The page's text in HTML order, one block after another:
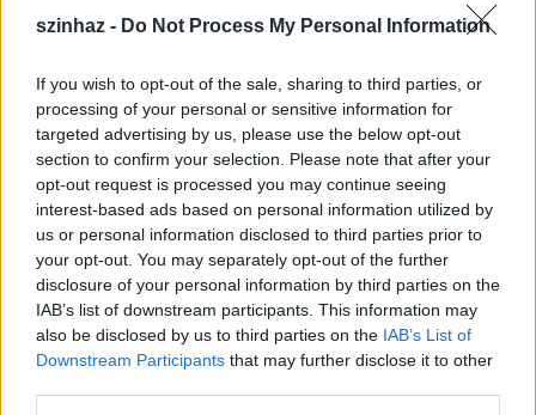
szinhaz - Do Not Process My Personal Information
If you wish to opt-out of the sale, sharing to third parties, or
processing of your personal or sensitive information for
targeted advertising by us, please use the below opt-out
section to confirm your selection. Please note that after your
opt-out request is processed you may continue seeing
interest-based ads based on personal information utilized by
us or personal information disclosed to third parties prior to
your opt-out. You may separately opt-out of the further
disclosure of your personal information by third parties on the
IAB’s list of downstream participants. This information may
also be disclosed by us to third parties on the IAB’s List of
Downstream Participants that may further disclose it to other
Wulffújszerű megoldásnak számító, szétszedhető és
fel, ami 1889. június 27-én nyílt meg. Az épületben
cirkuszi és színházi előadásokat egyaránt rendeztek,
a fő attrakció a műlovaglás és a lovas játékok voltak.
A cirkusz területe akkora volt, mint a mostani, de a
befogadóképessége nagyobb volt, mivel az
ülőhelyek mellett állóhelyeket is rendszeresített a
tulajdonos. Így 2290 fő szórakozhatott az
előadásokon.
Wulff 1895-ben eladta a cirkuszt egy
konzorciumnak, ami később felbomlott, így a